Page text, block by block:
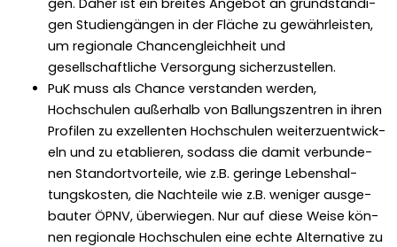
gen Stu­di­engän­gen in der Fläche zu gewährleis­ten,
um regionale Chan­cen­gle­ich­heit und
gesellschaftliche Ver­sorgung sicherzustellen.
PuK muss als Chance ver­standen wer­den,
Hochschulen außer­halb von Bal­lungszen­tren in ihren
Pro­filen zu exzel­len­ten Hochschulen weit­erzuen­twick­
eln und zu etablieren, sodass die damit ver­bun­de­
nen Stan­dortvorteile, wie z.B. geringe Leben­shal­
tungskosten, die Nachteile wie z.B. weniger aus­ge­
bauter ÖPNV, über­wiegen. Nur auf diese Weise kön­
nen regionale Hochschulen eine echte Alter­na­tive zu